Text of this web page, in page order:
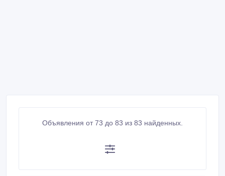
Объявления от 73 до 83 из 83 найденных.